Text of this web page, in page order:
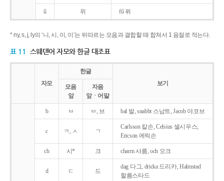
ű 위 fű 퓌
* ny, s, j, ly의 ‘니, 시, 이, 이’는 뒤따르는 모음과 결합할 때 합쳐서 1 음절로 적는다.
표 11 스웨덴어 자모와 한글 대조표
자모
한글
보기
모음
앞
자음
앞ㆍ어말
b ㅂ ㅂ, 브 bal 발, snabbt 스납트, Jacob 야코브
c ㅋ, ㅅ ㄱ
Carlsson 칼손, Celsius 셀시우스,
Ericson 에릭손
ch 시* 크 charm 샤름, och 오크
d ㄷ 드
dag 다그, dricka 드리카, Halmstad
할름스타드